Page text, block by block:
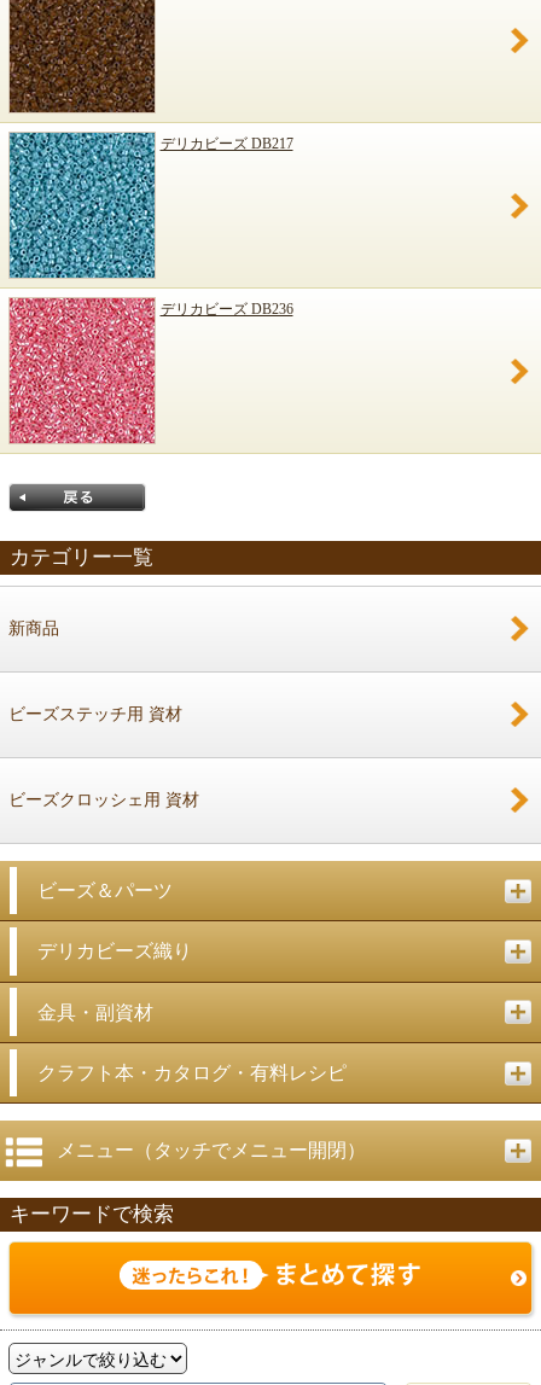
デリカビーズ DB217
デリカビーズ DB236
カテゴリー一覧
新商品
ビーズステッチ用 資材
ビーズクロッシェ用 資材
ビーズ＆パーツ
デリカビーズ織り
金具・副資材
クラフト本・カタログ・有料レシピ
メニュー（タッチでメニュー開閉）
キーワードで検索